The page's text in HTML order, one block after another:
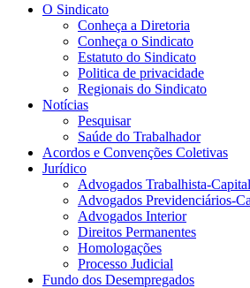
O Sindicato
Conheça a Diretoria
Conheça o Sindicato
Estatuto do Sindicato
Politica de privacidade
Regionais do Sindicato
Notícias
Pesquisar
Saúde do Trabalhador
Acordos e Convenções Coletivas
Jurídico
Advogados Trabalhista-
Advogados Previdenciários-
Advogados Interior
Direitos Permanentes
Homologações
Processo Judicial
Fundo dos Desempregados